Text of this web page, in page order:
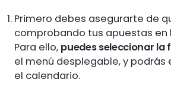
Primero debes asegurarte de
comprobando tus apuestas
Para ello, puedes seleccionar la
el menú desplegable, y podrás
el calendario.